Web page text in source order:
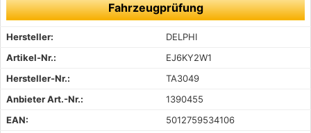
Fahrzeugprüfung
Hersteller:
DELPHI
Artikel-Nr.:
EJ6KY2W1
Hersteller-Nr.:
TA3049
Anbieter Art.-Nr.:
1390455
EAN:
5012759534106